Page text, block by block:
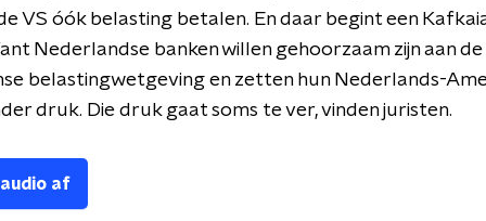
VS óók belasting betalen. En daar begint een
Nederlandse banken willen gehoorzaam zijn aan de
belastingwetgeving en zetten hun Nederlands-
druk. Die druk gaat soms te ver, vinden juristen.
af